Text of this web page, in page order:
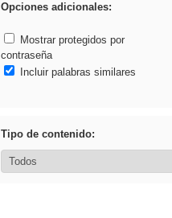
Opciones adicionales:
Mostrar protegidos por
contraseña
Incluir palabras similares
Tipo de contenido: